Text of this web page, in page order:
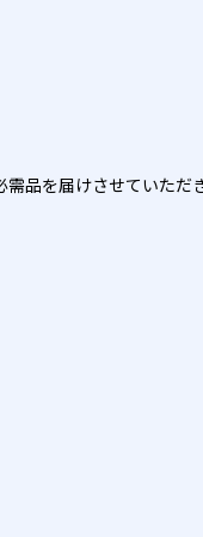
需品を届けさせていただ